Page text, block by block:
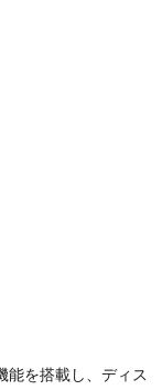
能を搭載し、ディス